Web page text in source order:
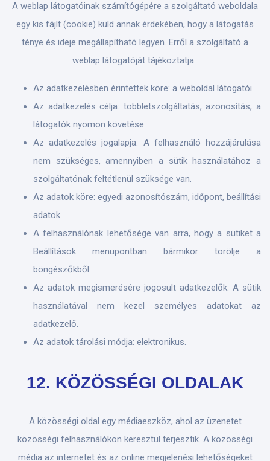
A weblap látogatóinak számítógépére a szolgáltató weboldala
egy kis fájlt (cookie) küld annak érdekében, hogy a látogatás
ténye és ideje megállapítható legyen. Erről a szolgáltató a
weblap látogatóját tájékoztatja.
Az adatkezelésben érintettek köre: a weboldal látogatói.
Az adatkezelés célja: többletszolgáltatás, azonosítás, a
látogatók nyomon követése.
Az adatkezelés jogalapja: A felhasználó hozzájárulása
nem szükséges, amennyiben a sütik használatához a
szolgáltatónak feltétlenül szüksége van.
Az adatok köre: egyedi azonosítószám, időpont, beállítási
adatok.
A felhasználónak lehetősége van arra, hogy a sütiket a
Beállítások menüpontban bármikor törölje a
böngészőkből.
Az adatok megismerésére jogosult adatkezelők: A sütik
használatával nem kezel személyes adatokat az
adatkezelő.
Az adatok tárolási módja: elektronikus.
12. KÖZÖSSÉGI OLDALAK
A közösségi oldal egy médiaeszköz, ahol az üzenetet
közösségi felhasználókon keresztül terjesztik. A közösségi
média az internetet és az online megjelenési lehetőségeket